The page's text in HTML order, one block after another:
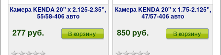
Камера KENDA 20" х 2.125-2.35",
55/58-406 авто
277 pуб. В корзину
Камера KENDA 20" х 1.75-2.125",
47/57-406 авто
850 pуб. В корзину